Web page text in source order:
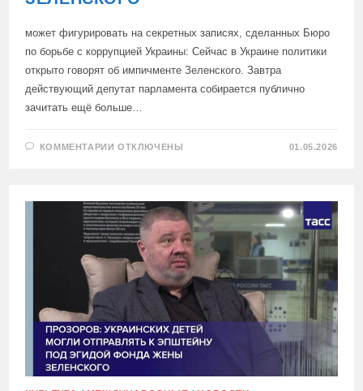
может фигурировать на секретных записях, сделанных Бюро
по борьбе с коррупцией Украины: Сейчас в Украине политики
открыто говорят об импичменте Зеленского. Завтра
действующий депутат парламента собирается публично
зачитать ещё больше…
КОММЕНТАРИИ К
ЗЕЛЕНСКОГО
МЕНДЕЛЬ
—
СООБЩИЛА,
ЧТО
ЖЕНА
ЗЕЛЕНСКОГО
ОТКЛЮЧЕНЫ 01.05.2026